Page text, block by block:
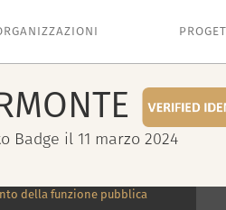
Badge il 11 marzo 2024
della funzione pubblica